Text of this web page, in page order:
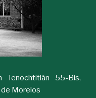
Tenochtitlán 55-Bis,
Morelos